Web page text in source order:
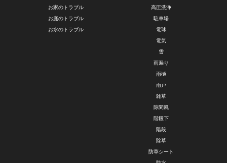
お家のトラブル
お庭のトラブル
お水のトラブル
高圧洗浄
駐車場
電球
電気
雪
雨漏り
雨樋
雨戸
雑草
隙間風
階段下
階段
除草
防草シート